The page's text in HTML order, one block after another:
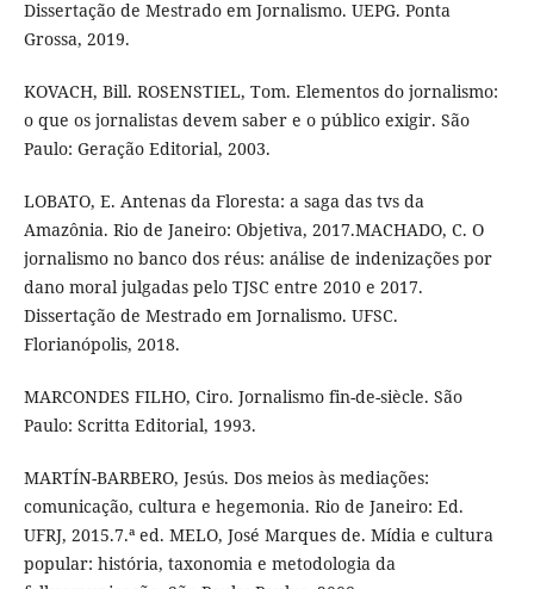
Dissertação de Mestrado em Jornalismo. UEPG. Ponta
Grossa, 2019.
KOVACH, Bill. ROSENSTIEL, Tom. Elementos do jornalismo:
o que os jornalistas devem saber e o público exigir. São
Paulo: Geração Editorial, 2003.
LOBATO, E. Antenas da Floresta: a saga das tvs da
Amazônia. Rio de Janeiro: Objetiva, 2017.MACHADO, C. O
jornalismo no banco dos réus: análise de indenizações por
dano moral julgadas pelo TJSC entre 2010 e 2017.
Dissertação de Mestrado em Jornalismo. UFSC.
Florianópolis, 2018.
MARCONDES FILHO, Ciro. Jornalismo fin-de-siècle. São
Paulo: Scritta Editorial, 1993.
MARTÍN-BARBERO, Jesús. Dos meios às mediações:
comunicação, cultura e hegemonia. Rio de Janeiro: Ed.
UFRJ, 2015.7.ª ed. MELO, José Marques de. Mídia e cultura
popular: história, taxonomia e metodologia da